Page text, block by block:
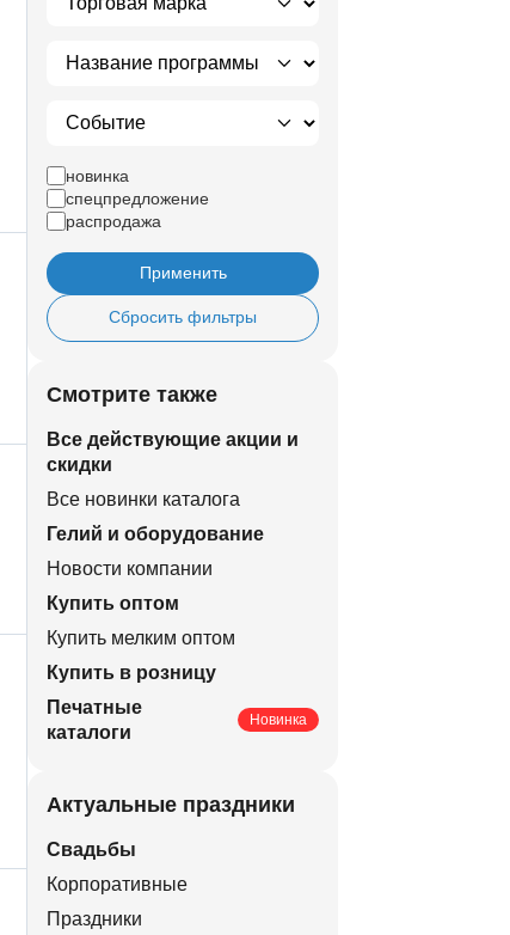
новинка
спецпредложение
распродажа
Применить
Сбросить фильтры
Смотрите также
Все действующие акции и
скидки
Все новинки каталога
Гелий и оборудование
Новости компании
Купить оптом
Купить мелким оптом
Купить в розницу
Печатные
каталоги
Новинка
Актуальные праздники
Свадьбы
Корпоративные
Праздники